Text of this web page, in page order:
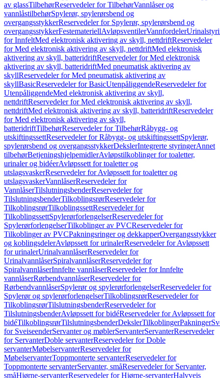
av glassTilbehørReservedeler for TilbehørVannlåser og
vannlåstilbehørSpylerør, spylerørsbend og
overgangsstykkerReservedeler for Spylerør, spylerørsbend og
overgangsstykkerFestemateriellAvløpsventilerVannfordeler
for InnfeltMed elektronisk aktivering av skyll, nettdriftReservedeler
for Med elektronisk aktivering av skyll, nettdriftMed elektronisk
aktivering av skyll, batteridriftReservedeler for Med elektronisk
aktivering av skyll, batteridriftMed pneumatisk aktivering av
skyllReservedeler for Med pneumatisk aktivering av
skyllBasicReservedeler for BasicUtenpåliggendeReservedeler for
UtenpåliggendeMed elektronisk aktivering av skyll,
nettdriftReservedeler for Med elektronisk aktivering av skyll,
nettdriftMed elektronisk aktivering av skyll, batteridriftReservedeler
for Med elektronisk aktivering av skyll,
batteridriftTilbehørReservedeler for TilbehørRåbygg- og
utskiftingssettReservedeler for Råbygg- og utskiftingssettSpylerør,
spylerørsbend og overgangsstykkerDekslerIntegrerte styringerAnnet
tilbehørBetjeningshjelpemidlerAvløpstilkoblinger for toaletter,
urinaler og bidéerAvløpssett for toaletter og
utslagsvaskerReservedeler for Avløpssett for toaletter og
utslagsvaskerVannlåserReservedeler for
VannlåserTilslutningsbenderReservedeler for
TilslutningsbenderTilkoblingsrørReservedeler for
TilkoblingsrørTilkoblingssettReservedeler for
TilkoblingssettSpylerørforlengelserReservedeler for
SpylerørforlengelserTilkoblinger av PVCReservedeler for
Tilkoblinger av PVCPakningsringer og dekkapperOvergangsstykker
og koblingsdelerAvløpssett for urinalerReservedeler for Avløpssett
for urinalerUrinalvannlåserReservedeler for
UrinalvannlåserSpiralvannlåserReservedeler for
SpiralvannlåserInnfelte vannlåserReservedeler for Innfelte
vannlåserRørbendvannlåserReservedeler for
RørbendvannlåserSpylerør og spylerørforlengelserReservedeler for
Spylerør og spylerørforlengelserTilkoblingsrørReservedeler for
TilkoblingsrørTilslutningsbenderReservedeler for
TilslutningsbenderAvløpssett for bidéReservedeler for Avløpssett for
bidéTilkoblingsrørTilslutningsbenderDekslerTilkoblingerPakninger
for SveiseenderServanter og møblerServanterServanterReservedeler
for ServanterDoble servanterReservedeler for Doble
servanterMøbelservanterReservedeler for
MøbelservanterToppmonterte servanterReservedeler for
Toppmonterte servanterServanter, småReservedeler for Servanter,
småHjørne-servanterReservedeler for Hjørne-servanterHalvveis